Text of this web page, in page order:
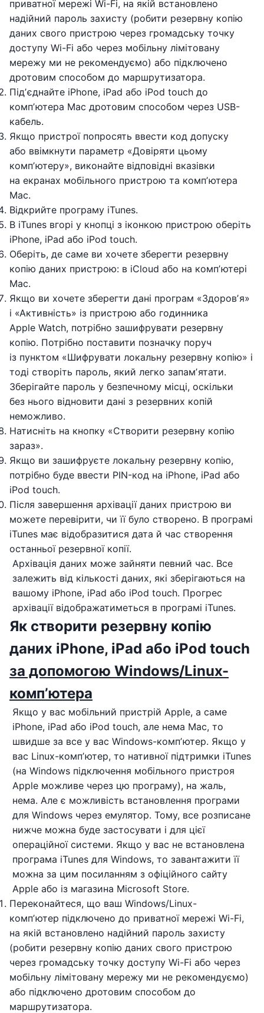
приватної мережі Wi-Fi, на якій встановлено
надійний пароль захисту (робити резервну копію
даних свого пристрою через громадську точку
доступу Wi-Fi або через мобільну лімітовану
мережу ми не рекомендуємо) або підключено
дротовим способом до маршрутизатора.
Підʼєднайте iPhone, iPad або iPod touch до
компʼютера Mac дротовим способом через USB-
кабель.
Якщо пристрої попросять ввести код допуску
або ввімкнути параметр «Довіряти цьому
компʼютеру», виконайте відповідні вказівки
на екранах мобільного пристрою та компʼютера
Mac.
Відкрийте програму iTunes.
В iTunes вгорі у кнопці з іконкою пристрою оберіть
iPhone, iPad або iPod touch.
Оберіть, де саме ви хочете зберегти резервну
копію даних пристрою: в iCloud або на компʼютері
Mac.
Якщо ви хочете зберегти дані програм «Здоровʼя»
і «Активність» із пристрою або годинника
Apple Watch, потрібно зашифрувати резервну
копію. Потрібно поставити позначку поруч
із пунктом «Шифрувати локальну резервну копію» і
тоді створіть пароль, який легко запамʼятати.
Зберігайте пароль у безпечному місці, оскільки
без нього відновити дані з резервних копій
неможливо.
Натисніть на кнопку «Створити резервну копію
зараз».
Якщо ви зашифруєте локальну резервну копію,
потрібно буде ввести PIN-код на iPhone, iPad або
iPod touch.
Після завершення архівації даних пристрою ви
можете перевірити, чи її було створено. В програмі
iTunes має відобразитися дата й час створення
останньої резервної копії.
Архівація даних може зайняти певний час. Все
залежить від кількості даних, які зберігаються на
вашому iPhone, iPad або iPod touch. Прогрес
архівації відображатиметься в програмі iTunes.
Як створити резервну копію
даних iPhone, iPad або iPod touch
за допомогою Windows/Linux-
компʼютера
Якщо у вас мобільний пристрій Apple, а саме
iPhone, iPad або iPod touch, але нема Mac, то
швидше за все у вас Windows-компʼютер. Якщо у
вас Linux-компʼютер, то нативної підтримки iTunes
(на Windows підключення мобільного пристроя
Apple можливе через цю програму), на жаль,
нема. Але є можливість встановлення програми
для Windows через емулятор. Тому, все розписане
нижче можна буде застосувати і для цієї
операційної системи. Якщо у вас не встановлена
програма iTunes для Windows, то завантажити її
можна за цим посиланням з офіційного сайту
Apple або із магазина Microsoft Store.
Переконайтеся, що ваш Windows/Linux-
компʼютер підключено до приватної мережі Wi-Fi,
на якій встановлено надійний пароль захисту
(робити резервну копію даних свого пристрою
через громадську точку доступу Wi-Fi або через
мобільну лімітовану мережу ми не рекомендуємо)
або підключено дротовим способом до
маршрутизатора.